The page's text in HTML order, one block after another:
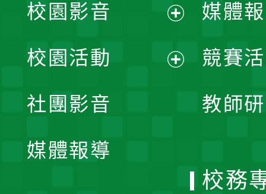
媒體
競賽
教師
校園影音
開
校園活動
社團影音
媒體報導
校務